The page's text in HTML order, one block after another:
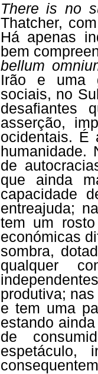
There is no
Thatcher,
Há apenas
bem
bellum
Irão e uma
sociais, no
desafiantes
asserção,
ocidentais. É
humanidade.
de
que ainda
capacidade
entreajuda;
tem um
económicas
sombra,
qualquer
produtiva;
e tem uma
estando
de
espetáculo,